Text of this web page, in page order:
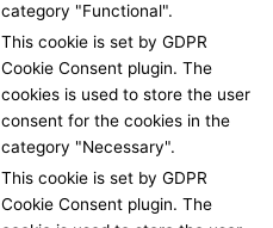
category "Functional".
This cookie is set by GDPR
Cookie Consent plugin. The
cookies is used to store the user
consent for the cookies in the
category "Necessary".
This cookie is set by GDPR
Cookie Consent plugin. The